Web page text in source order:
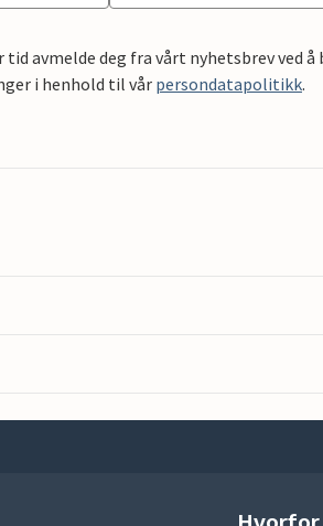
tid avmelde deg fra vårt nyhetsbrev ved
i henhold til vår persondatapolitikk.